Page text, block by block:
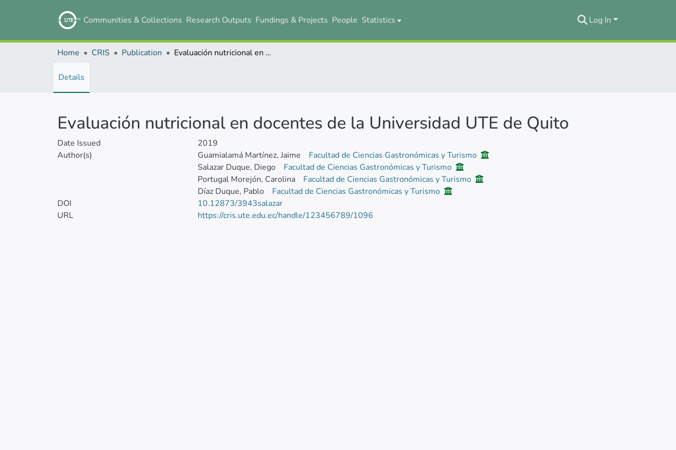
Communities & Collections Research Outputs Fundings & Projects People Statistics Log In
Home CRIS Publication Evaluación nutricional en docentes de la Universidad UTE de Quito
Details
Evaluación nutricional en docentes de la Universidad UTE de Quito
Date Issued
2019
Author(s)
Guamialamá Martínez, Jaime
Facultad de Ciencias Gastronómicas y Turismo
Salazar Duque, Diego
Facultad de Ciencias Gastronómicas y Turismo
Portugal Morejón, Carolina
Facultad de Ciencias Gastronómicas y Turismo
Díaz Duque, Pablo
Facultad de Ciencias Gastronómicas y Turismo
DOI
10.12873/3943salazar
URL
https://cris.ute.edu.ec/handle/123456789/1096